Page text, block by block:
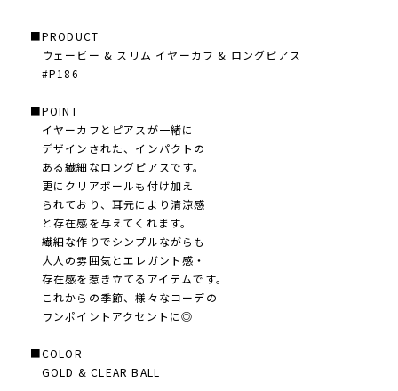
■PRODUCT
ウェービー & スリム イヤーカフ & ロングピアス
#P186
■POINT
イヤーカフとピアスが一緒に
デザインされた、インパクトの
ある繊細なロングピアスです。
更にクリアボールも付け加え
られており、耳元により清涼感
と存在感を与えてくれます。
繊細な作りでシンプルながらも
大人の雰囲気とエレガント感・
存在感を惹き立てるアイテムです。
これからの季節、様々なコーデの
ワンポイントアクセントに◎
■COLOR
GOLD & CLEAR BALL